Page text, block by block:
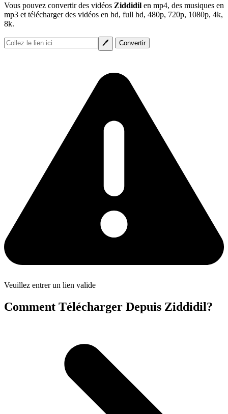
Vous pouvez convertir des vidéos Ziddidil en mp4, des musiques en
mp3 et télécharger des vidéos en hd, full hd, 480p, 720p, 1080p, 4k,
8k.
Veuillez entrer un lien valide
Comment Télécharger Depuis Ziddidil?